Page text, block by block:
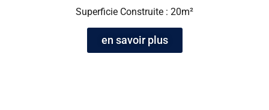
Superficie Construite : 20m²
en savoir plus